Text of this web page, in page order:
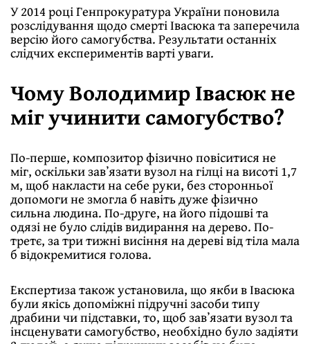
У 2014 році Генпрокуратура України поновила
розслідування щодо смерті Івасюка та заперечила
версію його самогубства. Результати останніх
слідчих експериментів варті уваги.
Чому Володимир Івасюк не
міг учинити самогубство?
По-перше, композитор фізично повіситися не
міг, оскільки завʼязати вузол на гілці на висоті 1,7
м, щоб накласти на себе руки, без сторонньої
допомоги не змогла б навіть дуже фізично
сильна людина. По-друге, на його підошві та
одязі не було слідів видирання на дерево. По-
третє, за три тижні висіння на дереві від тіла мала
б відокремитися голова.
Експертиза також установила, що якби в Івасюка
були якісь допоміжні підручні засоби типу
драбини чи підставки, то, щоб завʼязати вузол та
інсценувати самогубство, необхідно було задіяти